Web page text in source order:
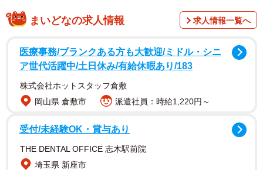
まいどなの求人情報 求人情報一覧へ
医療事務/ブランクある方も大歓迎/ミドル・シニ
ア世代活躍中/土日休み/有給休暇あり/183
株式会社ホットスタッフ倉敷
岡山県 倉敷市
派遣社員：時給1,220円～
受付/未経験OK・賞与あり
THE DENTAL OFFICE 志木駅前院
埼玉県 新座市